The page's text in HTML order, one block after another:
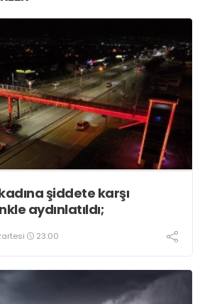
şiddete karşı
aydınlatıldı;
23:00